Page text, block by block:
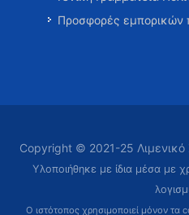
Προσφορές εμπορικών
Copyright © 2021-25
Υλοποιήθηκε με ίδια μέσα με
Ο ιστότοπος χρησιμοποιεί μόνον τα